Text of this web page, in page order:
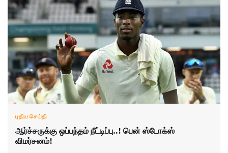
புதிய செய்தி
ஆர்ச்சருக்கு ஒப்பந்தம் நீட்டிப்பு..! பென் ஸ்டோக்ஸ்
விமர்சனம்!